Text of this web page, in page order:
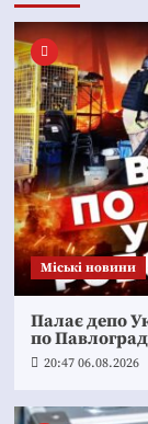
Mіські новини
Палає депо
по
20:47 06.08.2026